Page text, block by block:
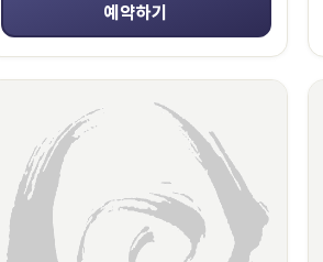
예약하기